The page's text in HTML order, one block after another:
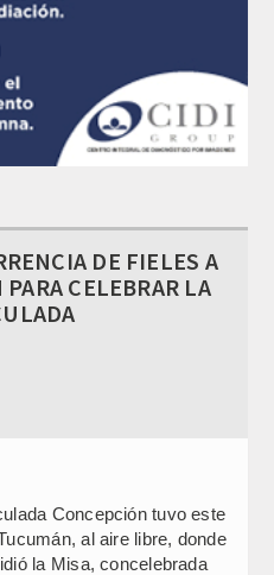
DE FIELES A
CELEBRAR LA
Concepción tuvo este
al aire libre, donde
la Misa, concelebrada